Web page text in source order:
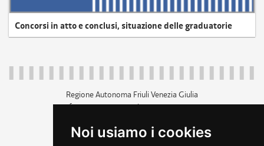
Noi usiamo i cookies
Concorsi in atto e conclusi, situazione delle graduatorie
Regione Autonoma Friuli Venezia Giulia
c.f. 80014930327; p.iva 00526040324
+39 040 3771111